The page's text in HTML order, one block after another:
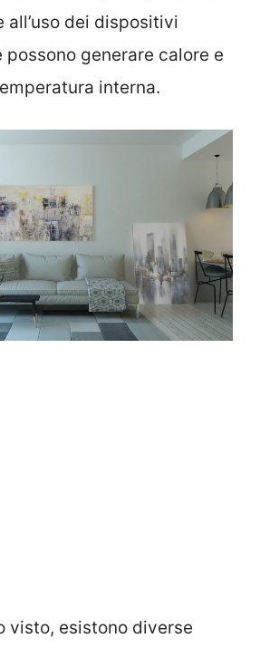
all’uso dei dispositivi
generare calore e
interna.
visto, esistono diverse